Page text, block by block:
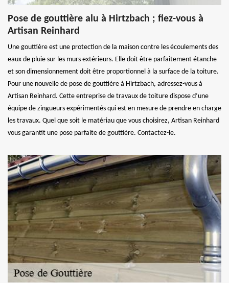
Pose de gouttière alu à Hirtzbach ; fiez-vous à
Artisan Reinhard
Une gouttière est une protection de la maison contre les écoulements des
eaux de pluie sur les murs extérieurs. Elle doit être parfaitement étanche
et son dimensionnement doit être proportionnel à la surface de la toiture.
Pour une nouvelle de pose de gouttière à Hirtzbach, adressez-vous à
Artisan Reinhard. Cette entreprise de travaux de toiture dispose d’une
équipe de zingueurs expérimentés qui est en mesure de prendre en charge
les travaux. Quel que soit le matériau que vous choisirez, Artisan Reinhard
vous garantit une pose parfaite de gouttière. Contactez-le.